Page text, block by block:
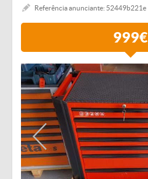
Referência anunciante: 52449b221e
999€